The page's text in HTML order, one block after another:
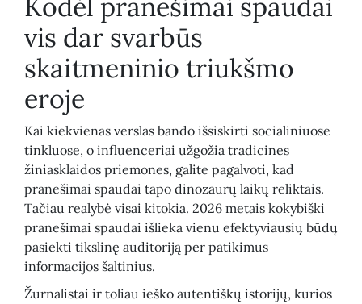
Kodėl pranešimai spaudai
vis dar svarbūs
skaitmeninio triukšmo
eroje
Kai kiekvienas verslas bando išsiskirti socialiniuose
tinkluose, o influenceriai užgožia tradicines
žiniasklaidos priemones, galite pagalvoti, kad
pranešimai spaudai tapo dinozaurų laikų reliktais.
Tačiau realybė visai kitokia. 2026 metais kokybiški
pranešimai spaudai išlieka vienu efektyviausių būdų
pasiekti tikslinę auditoriją per patikimus
informacijos šaltinius.
Žurnalistai ir toliau ieško autentiškų istorijų, kurios